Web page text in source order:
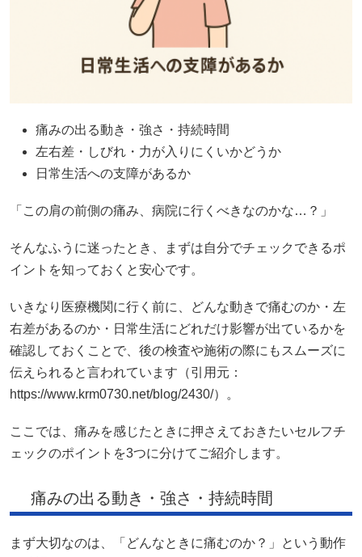
痛みの出る動き・強さ・持続時間
左右差・しびれ・力が入りにくいかどうか
日常生活への支障があるか
「この肩の前側の痛み、病院に行くべきなのかな…？」
そんなふうに迷ったとき、まずは自分でチェックできるポ
イントを知っておくと安心です。
いきなり医療機関に行く前に、どんな動きで痛むのか・左
右差があるのか・日常生活にどれだけ影響が出ているかを
確認しておくことで、後の検査や施術の際にもスムーズに
伝えられると言われています（引用元：
https://www.krm0730.net/blog/2430/）。
ここでは、痛みを感じたときに押さえておきたいセルフチ
ェックのポイントを3つに分けてご紹介します。
痛みの出る動き・強さ・持続時間
まず大切なのは、「どんなときに痛むのか？」という動作